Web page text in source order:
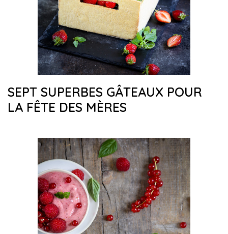
SEPT SUPERBES GÂTEAUX POUR
LA FÊTE DES MÈRES